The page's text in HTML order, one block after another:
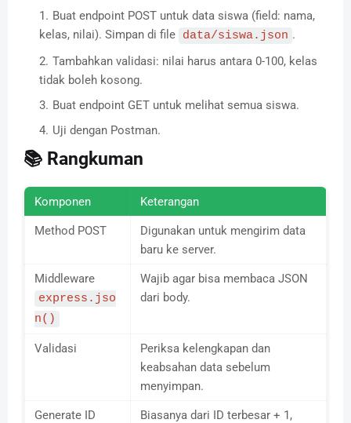
Buat endpoint POST untuk data siswa (field: nama,
kelas, nilai). Simpan di file data/siswa.json .
Tambahkan validasi: nilai harus antara 0-100, kelas
tidak boleh kosong.
Buat endpoint GET untuk melihat semua siswa.
Uji dengan Postman.
📚 Rangkuman
Komponen Keterangan
Method POST
Digunakan untuk mengirim data
baru ke server.
Middleware
express.jso
n()
Wajib agar bisa membaca JSON
dari body.
Validasi
Periksa kelengkapan dan
keabsahan data sebelum
menyimpan.
Generate ID
Biasanya dari ID terbesar + 1,